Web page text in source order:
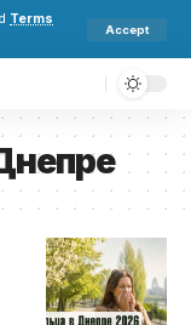
Terms
Accept